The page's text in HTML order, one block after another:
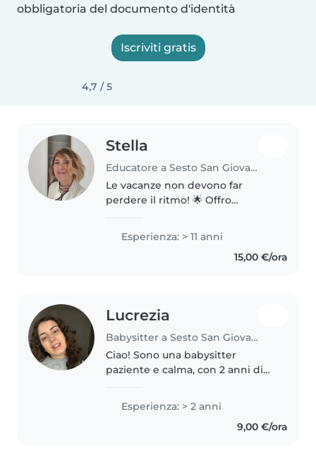
obbligatoria del documento d'identità
Iscriviti gratis
4,7 / 5
Stella
Educatore a Sesto San Giovanni
Le vacanze non devono far
perdere il ritmo! 🌟 Offro
compiti delle vacanze, ripasso
estivo e preparazione al nuovo
anno scolastico — con un
Esperienza: > 11 anni
15,00 €/ora
Lucrezia
Babysitter a Sesto San Giovanni
Ciao! Sono una babysitter
paziente e calma, con 2 anni di
mi piace disegnare, leggere e
giocare con i bambini. Sono..
Esperienza: > 2 anni
9,00 €/ora